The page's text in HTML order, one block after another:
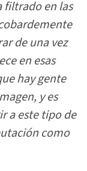
filtrado en las
de una vez
en esas
hay gente
y es
a este tipo de
como